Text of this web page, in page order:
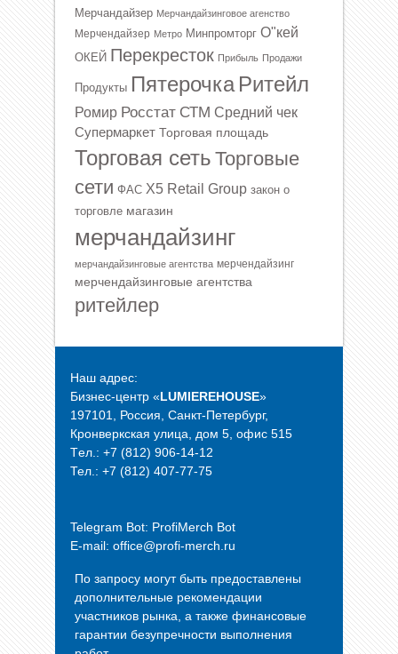
Мерчандайзер Мерчандайзинговое агенство
Мерчендайзер Метро Минпромторг О"кей
ОКЕЙ Перекресток Прибыль Продажи
Продукты Пятерочка Ритейл
Ромир Росстат СТМ Средний чек
Супермаркет Торговая площадь
Торговая сеть Торговые
сети ФАС Х5 Retail Group закон о
торговле магазин
мерчандайзинг
мерчандайзинговые агентства мерчендайзинг
мерчендайзинговые агентства
ритейлер
Наш адрес:
Бизнес-центр «LUMIEREHOUSE»
197101, Россия, Санкт-Петербург,
Кронверкская улица, дом 5, офис 515
Tел.: +7 (812) 906-14-12
Тел.: +7 (812) 407-77-75
Telegram Bot: ProfiMerch Bot
E-mail: office@profi-merch.ru
По запросу могут быть предоставлены
дополнительные рекомендации
участников рынка, а также финансовые
гарантии безупречности выполнения